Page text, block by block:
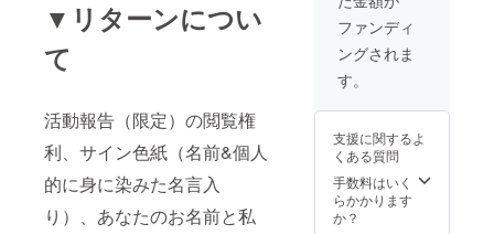
▼リターンについ
て
活動報告（限定）の閲覧権
利、サイン色紙（名前&個人
的に身に染みた名言入
り）、あなたのお名前と私
報告閲
覧権も
付属
のプラ
イベー
トライ
五月、
タジオ
予定 ⭐︎
スケ
ジュー
下さ
い。な
るべく
なりの
書かせ
て頂き
ます。
⭐︎小説の
みお届
ファンディ
ングされま
す。
支援に関するよ
くある質問
手数料はいく
らかかります
か？